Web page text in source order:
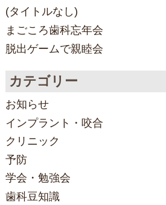
(タイトルなし)
まごころ歯科忘年会
脱出ゲームで親睦会
カテゴリー
お知らせ
インプラント・咬合
クリニック
予防
学会・勉強会
歯科豆知識